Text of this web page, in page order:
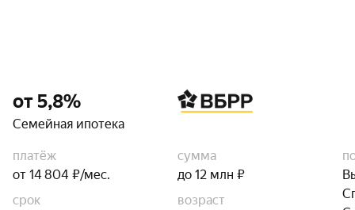
от 5,8%
Семейная ипотека
платёж
от 14 804 ₽/мес.
сумма
до 12 млн ₽
срок
возраст